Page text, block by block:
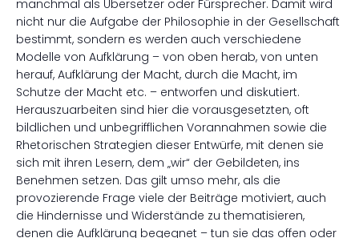
manchmal als Übersetzer oder Fürsprecher. Damit wird
nicht nur die Aufgabe der Philosophie in der Gesellschaft
bestimmt, sondern es werden auch verschiedene
Modelle von Aufklärung – von oben herab, von unten
herauf, Aufklärung der Macht, durch die Macht, im
Schutze der Macht etc. – entworfen und diskutiert.
Herauszuarbeiten sind hier die vorausgesetzten, oft
bildlichen und unbegrifflichen Vorannahmen sowie die
Rhetorischen Strategien dieser Entwürfe, mit denen sie
sich mit ihren Lesern, dem „wir“ der Gebildeten, ins
Benehmen setzen. Das gilt umso mehr, als die
provozierende Frage viele der Beiträge motiviert, auch
die Hindernisse und Widerstände zu thematisieren,
denen die Aufklärung begegnet – tun sie das offen oder